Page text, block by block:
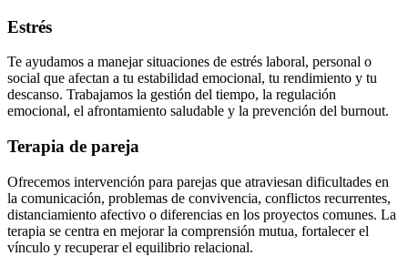
Estrés
Te ayudamos a manejar situaciones de estrés laboral, personal o
social que afectan a tu estabilidad emocional, tu rendimiento y tu
descanso. Trabajamos la gestión del tiempo, la regulación
emocional, el afrontamiento saludable y la prevención del burnout.
Terapia de pareja
Ofrecemos intervención para parejas que atraviesan dificultades en
la comunicación, problemas de convivencia, conflictos recurrentes,
distanciamiento afectivo o diferencias en los proyectos comunes. La
terapia se centra en mejorar la comprensión mutua, fortalecer el
vínculo y recuperar el equilibrio relacional.